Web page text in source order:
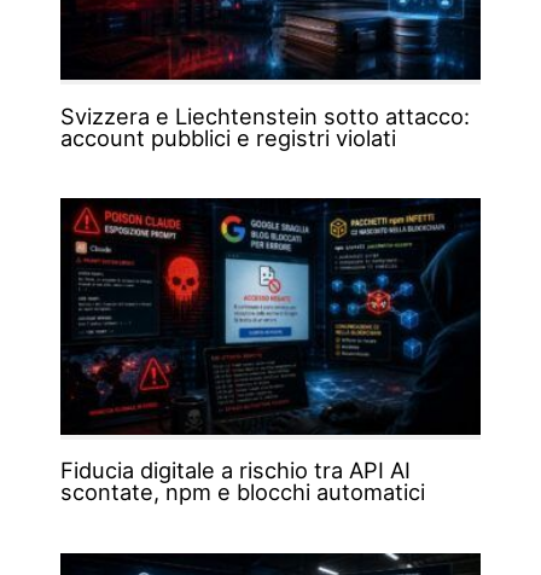
Svizzera e Liechtenstein sotto attacco:
account pubblici e registri violati
Fiducia digitale a rischio tra API AI
scontate, npm e blocchi automatici